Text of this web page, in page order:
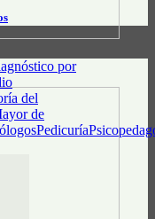
por
del
de
Pedicuría